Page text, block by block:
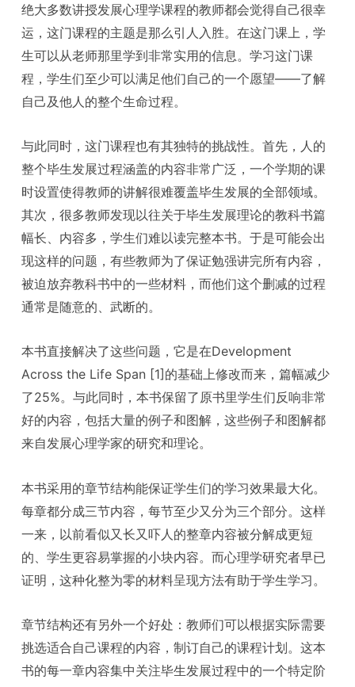
绝大多数讲授发展心理学课程的教师都会觉得自己很幸
运，这门课程的主题是那么引人入胜。在这门课上，学
生可以从老师那里学到非常实用的信息。学习这门课
程，学生们至少可以满足他们自己的一个愿望——了解
自己及他人的整个生命过程。
与此同时，这门课程也有其独特的挑战性。首先，人的
整个毕生发展过程涵盖的内容非常广泛，一个学期的课
时设置使得教师的讲解很难覆盖毕生发展的全部领域。
其次，很多教师发现以往关于毕生发展理论的教科书篇
幅长、内容多，学生们难以读完整本书。于是可能会出
现这样的问题，有些教师为了保证勉强讲完所有内容，
被迫放弃教科书中的一些材料，而他们这个删减的过程
通常是随意的、武断的。
本书直接解决了这些问题，它是在Development
Across the Life Span [1]的基础上修改而来，篇幅减少
了25%。与此同时，本书保留了原书里学生们反响非常
好的内容，包括大量的例子和图解，这些例子和图解都
来自发展心理学家的研究和理论。
本书采用的章节结构能保证学生们的学习效果最大化。
每章都分成三节内容，每节至少又分为三个部分。这样
一来，以前看似又长又吓人的整章内容被分解成更短
的、学生更容易掌握的小块内容。而心理学研究者早已
证明，这种化整为零的材料呈现方法有助于学生学习。
章节结构还有另外一个好处：教师们可以根据实际需要
挑选适合自己课程的内容，制订自己的课程计划。这本
书的每一章内容集中关注毕生发展过程中的一个特定阶